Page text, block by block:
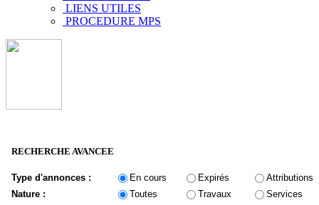
LIENS UTILES
PROCEDURE MPS
RECHERCHE AVANCEE
Type d'annonces : En cours Expirés
Attributions
Nature :
Toutes Travaux
Services